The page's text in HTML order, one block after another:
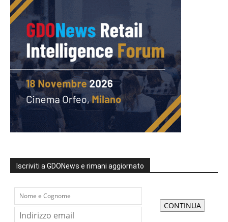
Iscriviti a GDONews e rimani aggiornato